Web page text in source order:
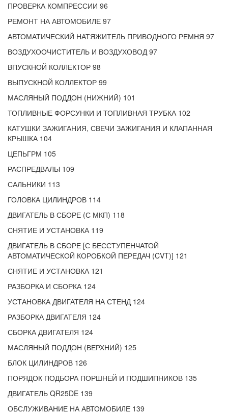
ПРОВЕРКА КОМПРЕССИИ 96
РЕМОНТ НА АВТОМОБИЛЕ 97
АВТОМАТИЧЕСКИЙ НАТЯЖИТЕЛЬ ПРИВОДНОГО РЕМНЯ 97
ВОЗДУХООЧИСТИТЕЛЬ И ВОЗДУХОВОД 97
ВПУСКНОЙ КОЛЛЕКТОР 98
ВЫПУСКНОЙ КОЛЛЕКТОР 99
МАСЛЯНЫЙ ПОДДОН (НИЖНИЙ) 101
ТОПЛИВНЫЕ ФОРСУНКИ И ТОПЛИВНАЯ ТРУБКА 102
КАТУШКИ ЗАЖИГАНИЯ, СВЕЧИ ЗАЖИГАНИЯ И КЛАПАННАЯ
КРЫШКА 104
ЦЕПЬГРМ 105
РАСПРЕДВАЛЫ 109
САЛЬНИКИ 113
ГОЛОВКА ЦИЛИНДРОВ 114
ДВИГАТЕЛЬ В СБОРЕ (С МКП) 118
СНЯТИЕ И УСТАНОВКА 119
ДВИГАТЕЛЬ В СБОРЕ [С БЕССТУПЕНЧАТОЙ
АВТОМАТИЧЕСКОЙ КОРОБКОЙ ПЕРЕДАЧ (CVT)] 121
СНЯТИЕ И УСТАНОВКА 121
РАЗБОРКА И СБОРКА 124
УСТАНОВКА ДВИГАТЕЛЯ НА СТЕНД 124
РАЗБОРКА ДВИГАТЕЛЯ 124
СБОРКА ДВИГАТЕЛЯ 124
МАСЛЯНЫЙ ПОДДОН (ВЕРХНИЙ) 125
БЛОК ЦИЛИНДРОВ 126
ПОРЯДОК ПОДБОРА ПОРШНЕЙ И ПОДШИПНИКОВ 135
ДВИГАТЕЛЬ QR25DE 139
ОБСЛУЖИВАНИЕ НА АВТОМОБИЛЕ 139